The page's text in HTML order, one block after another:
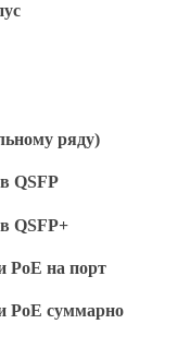
ряду)
QSFP
QSFP+
PoE на порт
PoE суммарно